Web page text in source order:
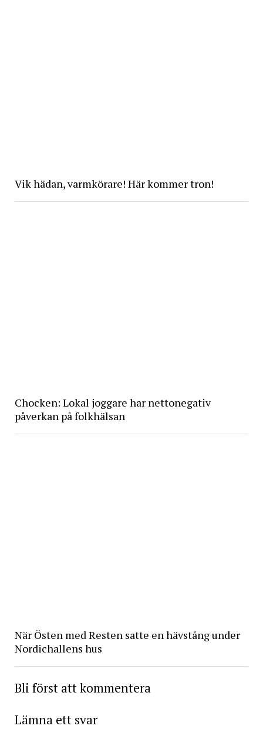
Vik hädan, varmkörare! Här kommer tron!
Chocken: Lokal joggare har nettonegativ
påverkan på folkhälsan
När Östen med Resten satte en hävstång under
Nordichallens hus
Bli först att kommentera
Lämna ett svar